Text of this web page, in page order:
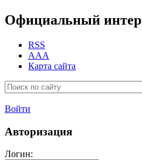
Официальный
RSS
AAA
Карта сайта
Войти
Авторизация
Логин: